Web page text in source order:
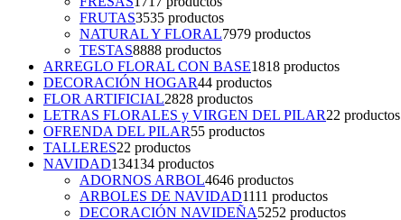
FRUTAS3535 productos
NATURAL Y FLORAL7979 productos
TESTAS8888 productos
ARREGLO FLORAL CON BASE1818 productos
DECORACIÓN HOGAR44 productos
FLOR ARTIFICIAL2828 productos
LETRAS FLORALES y VIRGEN DEL PILAR22 productos
OFRENDA DEL PILAR55 productos
TALLERES22 productos
NAVIDAD134134 productos
ADORNOS ARBOL4646 productos
ARBOLES DE NAVIDAD1111 productos
DECORACIÓN NAVIDEÑA5252 productos